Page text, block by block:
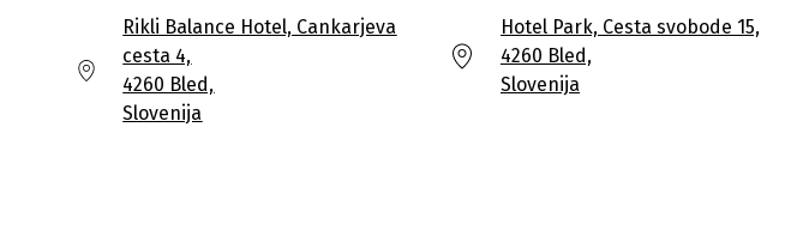
Rikli Balance Hotel, Cankarjeva
cesta 4,
4260 Bled,
Slovenija
Hotel Park, Cesta svobode 15,
4260 Bled,
Slovenija